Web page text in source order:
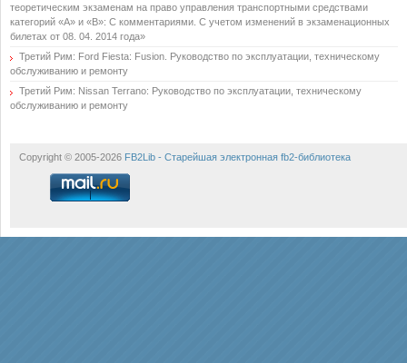
теоретическим экзаменам на право управления транспортными средствами
категорий «А» и «В»: С комментариями. С учетом изменений в экзаменационных
билетах от 08. 04. 2014 года»
Третий Рим: Ford Fiesta: Fusion. Руководство по эксплуатации, техническому
обслуживанию и ремонту
Третий Рим: Nissan Terrano: Руководство по эксплуатации, техническому
обслуживанию и ремонту
Copyright © 2005-2026 FB2Lib - Старейшая электронная fb2-библиотека